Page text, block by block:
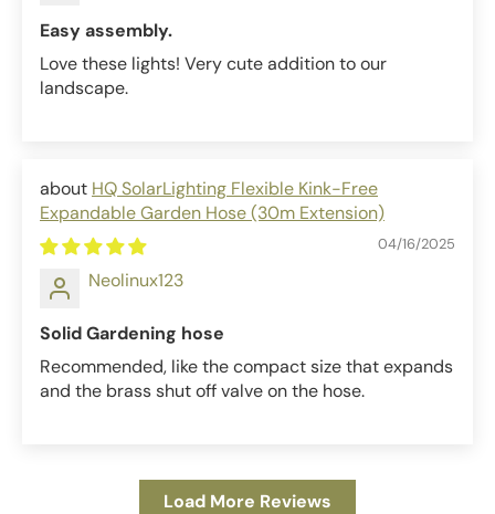
Easy assembly.
Love these lights! Very cute addition to our
landscape.
HQ SolarLighting Flexible Kink-Free
Expandable Garden Hose (30m Extension)
04/16/2025
Neolinux123
Solid Gardening hose
Recommended, like the compact size that expands
and the brass shut off valve on the hose.
Load More Reviews